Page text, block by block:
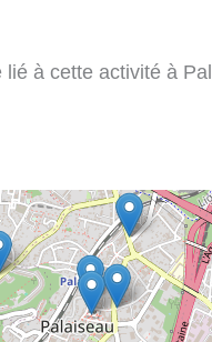
à cette activité à